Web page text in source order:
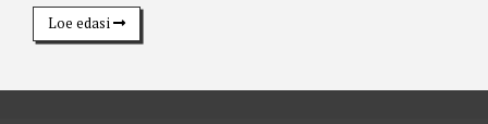
Loe edasi